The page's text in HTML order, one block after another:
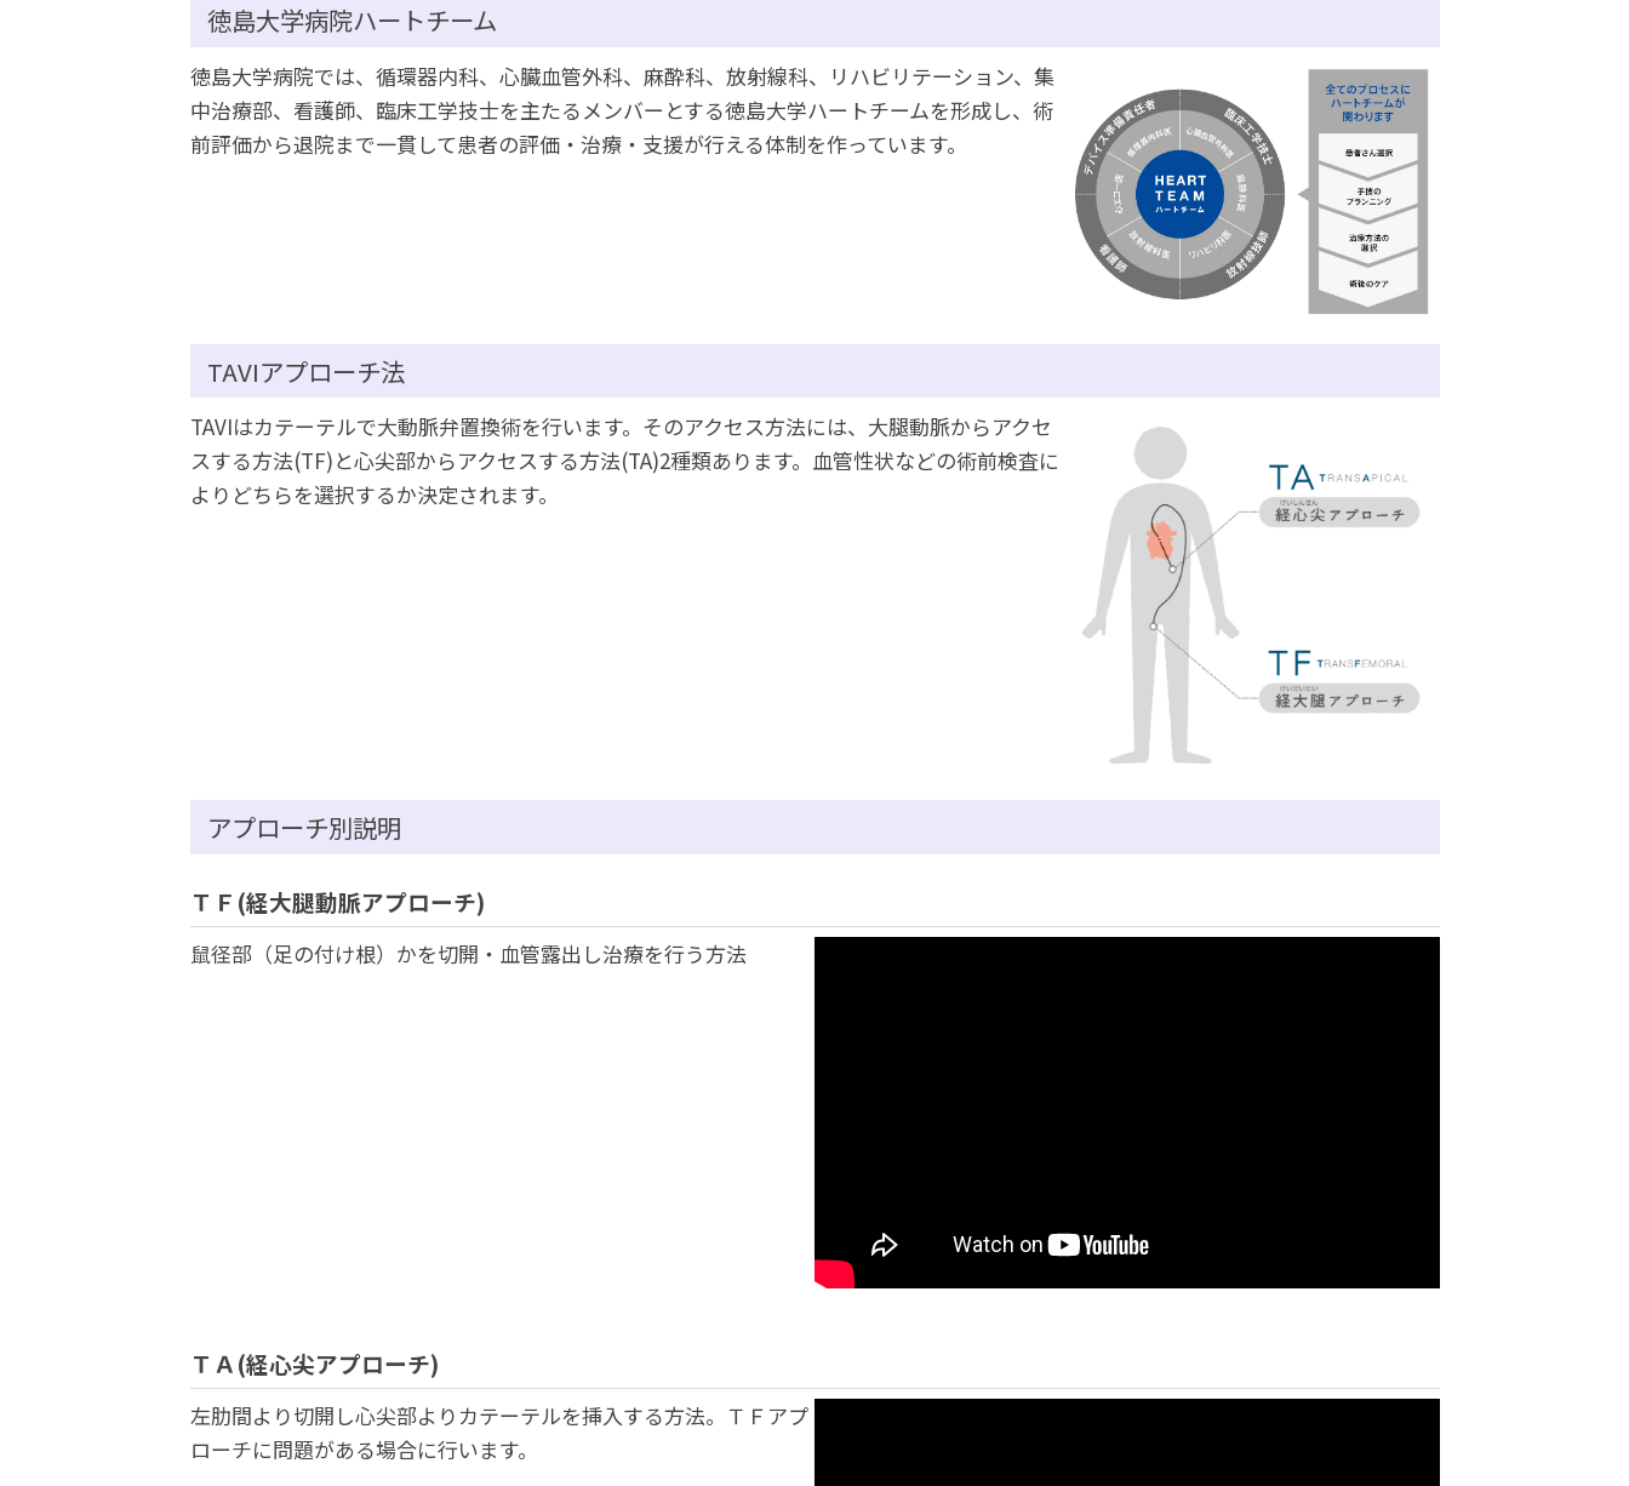
徳島大学病院ハートチーム
徳島大学病院では、循環器内科、心臓血管外科、麻酔科、放射線科、リハビリテーション、集
中治療部、看護師、臨床工学技士を主たるメンバーとする徳島大学ハートチームを形成し、術
前評価から退院まで一貫して患者の評価・治療・支援が行える体制を作っています。
TAVIアプローチ法
TAVIはカテーテルで大動脈弁置換術を行います。そのアクセス方法には、大腿動脈からアクセ
スする方法(TF)と心尖部からアクセスする方法(TA)2種類あります。血管性状などの術前検査に
よりどちらを選択するか決定されます。
アプローチ別説明
ＴＦ(経大腿動脈アプローチ)
鼠径部（足の付け根）かを切開・血管露出し治療を行う方法
ＴＡ(経心尖アプローチ)
左肋間より切開し心尖部よりカテーテルを挿入する方法。ＴＦアプ
ローチに問題がある場合に行います。